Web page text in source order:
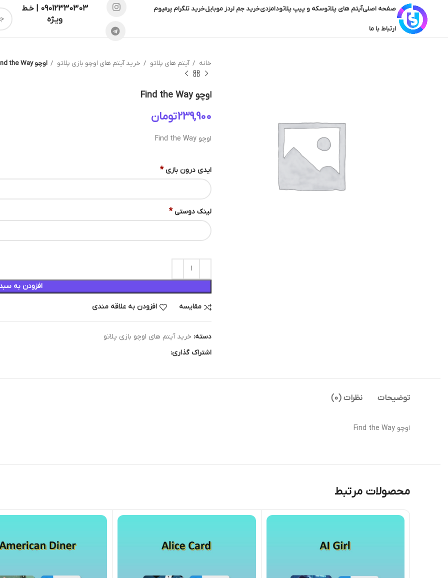
صفحه اصلیآیتم های پلاتوسکه و پیپ پلاتودامزدیخرید جم لردز موبایلخرید تلگرام پرمیوم
ارتباط با ما
09012330303 | خـط
ویـژه
خانه آیتم های پلاتو خرید آیتم های اوچو بازی پلاتو اوچو Find the Way
اوچو Find the Way
تومان
اوچو Find the Way
ایدی درون بازی *
لینک دوستی *
افزودن به
مقایسه افزودن به علاقه مندی
دسته: خرید آیتم های اوچو بازی پلاتو
اشتراک گذاری:
توضیحات نظرات (0)
اوچو Find the Way
محصولات مرتبط